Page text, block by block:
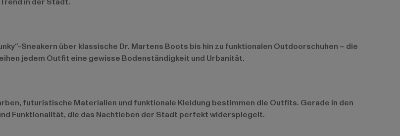
Sneakern über klassische Dr. Martens Boots bis hin zu funktionalen Outdoorschuhen – die
jedem Outfit eine gewisse Bodenständigkeit und Urbanität.
futuristische Materialien und funktionale Kleidung bestimmen die Outfits. Gerade in den
Funktionalität, die das Nachtleben der Stadt perfekt widerspiegelt.